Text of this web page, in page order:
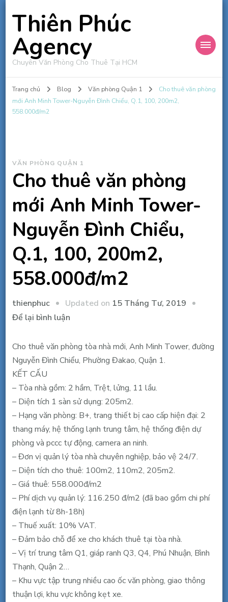
Thiên Phúc
Agency
Chuyên Văn Phòng Cho Thuê Tại HCM
Trang chủ Blog Văn phòng Quận 1
Cho thuê văn phòng
mới Anh Minh Tower-Nguyễn Đình Chiểu, Q.1, 100, 200m2,
558.000đ/m2
VĂN PHÒNG QUẬN 1
Cho thuê văn phòng
mới Anh Minh Tower-
Nguyễn Đình Chiểu,
Q.1, 100, 200m2,
558.000đ/m2
thienphuc Updated on 15 Tháng Tư, 2019
Để lại bình luậntại
thuê
văn
mới
Anh
Minh
Tower-
Nguyễn
Đình
Chiểu,
Q.1,
100,
200m2,
558.000đ/m2
Cho thuê văn phòng tòa nhà mới, Anh Minh Tower, đường
Nguyễn Đình Chiểu, Phường Đakao, Quận 1.
KẾT CẤU
– Tòa nhà gồm: 2 hầm, Trệt, lửng, 11 lầu.
– Diện tích 1 sàn sử dụng: 205m2.
– Hạng văn phòng: B+, trang thiết bị cao cấp hiện đại: 2
thang máy, hệ thống lạnh trung tâm, hệ thống điện dự
phòng và pccc tự động, camera an ninh.
– Đơn vị quản lý tòa nhà chuyên nghiệp, bảo vệ 24/7.
– Diện tích cho thuê: 100m2, 110m2, 205m2.
– Giá thuê: 558.000đ/m2
– Phí dịch vụ quản lý: 116.250 đ/m2 (đã bao gồm chi phí
điện lạnh từ 8h-18h)
– Thuế xuất: 10% VAT.
– Đảm bảo chỗ để xe cho khách thuê tại tòa nhà.
– Vị trí trung tâm Q1, giáp ranh Q3, Q4, Phú Nhuận, Bình
Thạnh, Quận 2…
– Khu vực tập trung nhiều cao ốc văn phòng, giao thông
thuận lợi, khu vực không kẹt xe.